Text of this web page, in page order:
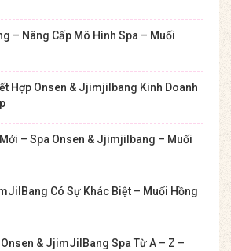
– Nâng Cấp Mô Hình Spa – Muối
Hợp Onsen & Jjimjilbang Kinh Doanh
– Spa Onsen & Jjimjilbang – Muối
Có Sự Khác Biệt – Muối Hồng
& JjimJilBang Spa Từ A – Z –